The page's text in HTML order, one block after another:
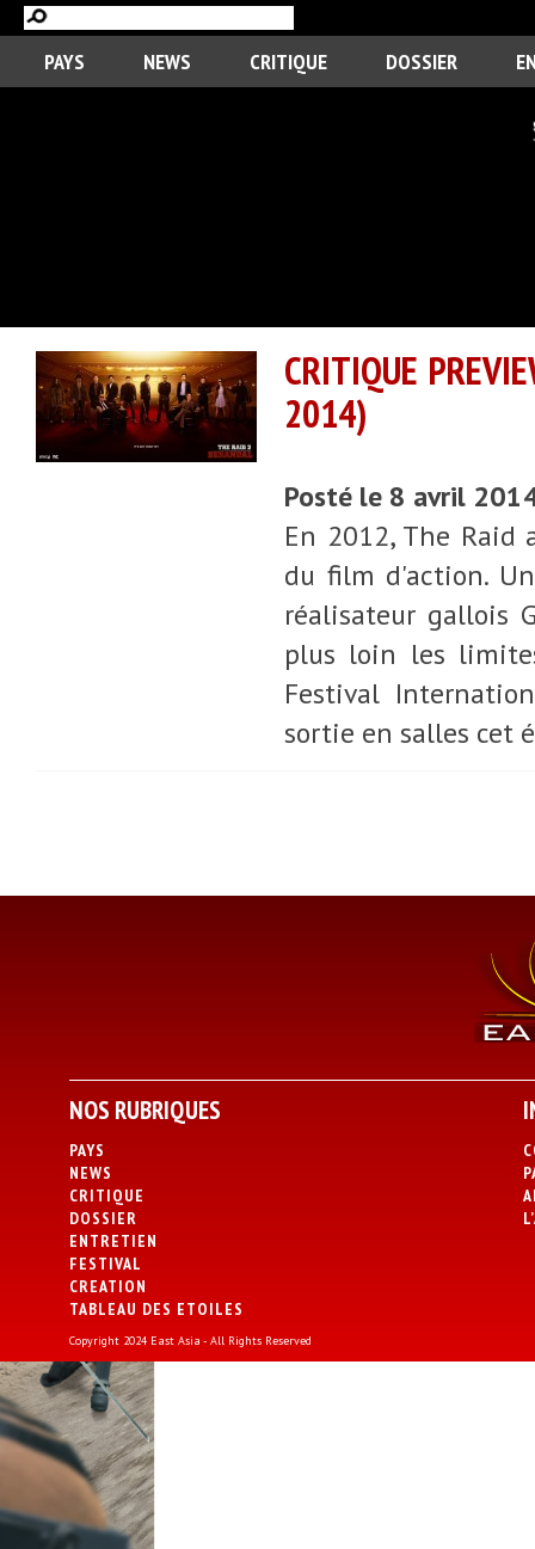
PAYS NEWS CRITIQUE DOSSIER
CRITIQUE
2014)
Posté le 8 avril
En 2012, The
du film d'action.
réalisateur gallois
plus loin les
Festival
sortie en salles cet
NOS RUBRIQUES
PAYS
NEWS
CRITIQUE
DOSSIER
ENTRETIEN
FESTIVAL
CREATION
TABLEAU DES ETOILES
Copyright 2024 East Asia - All Rights Reserved